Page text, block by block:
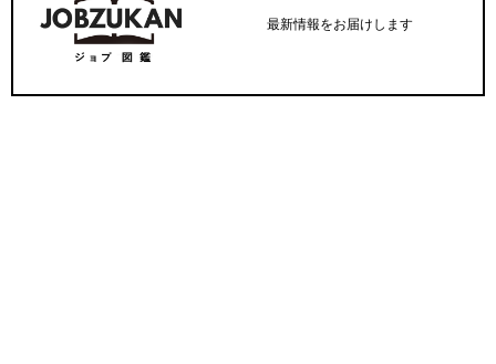
最新情報をお届けします